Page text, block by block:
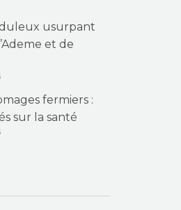
usurpant
et de
fermiers :
sur la santé